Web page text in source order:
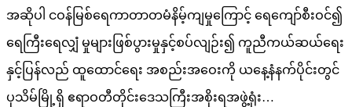
အဆိုပါ ငဝန်မြစ်ရေကာတာတမံနိမ့်ကျမှုကြောင့် ရေကျော်စီးဝင်၍
ရေကြီးရေလျှံ မှုများဖြစ်ပွားမှုနှင့်စပ်လျဉ်း၍ ကူညီကယ်ဆယ်ရေး
နှင့်ပြန်လည် ထူထောင်ရေး အစည်းအဝေးကို ယနေ့နံနက်ပိုင်းတွင်
ပုသိမ်မြို့ရှိ ဧရာဝတီတိုင်းဒေသကြီးအစိုးရအဖွဲ့ရုံး…